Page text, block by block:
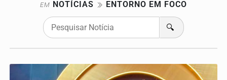
EM NOTÍCIAS ENTORNO EM FOCO
🔍